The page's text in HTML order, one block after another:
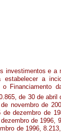
investimentos e a
a
Financiamento
de 30 de abril
novembro de
dezembro de
de 1996,
de 1996,